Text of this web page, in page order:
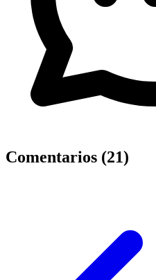
Comentarios (21)